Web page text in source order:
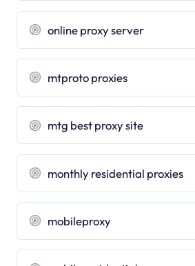
online proxy server
mtproto proxies
mtg best proxy site
monthly residential proxies
mobileproxy